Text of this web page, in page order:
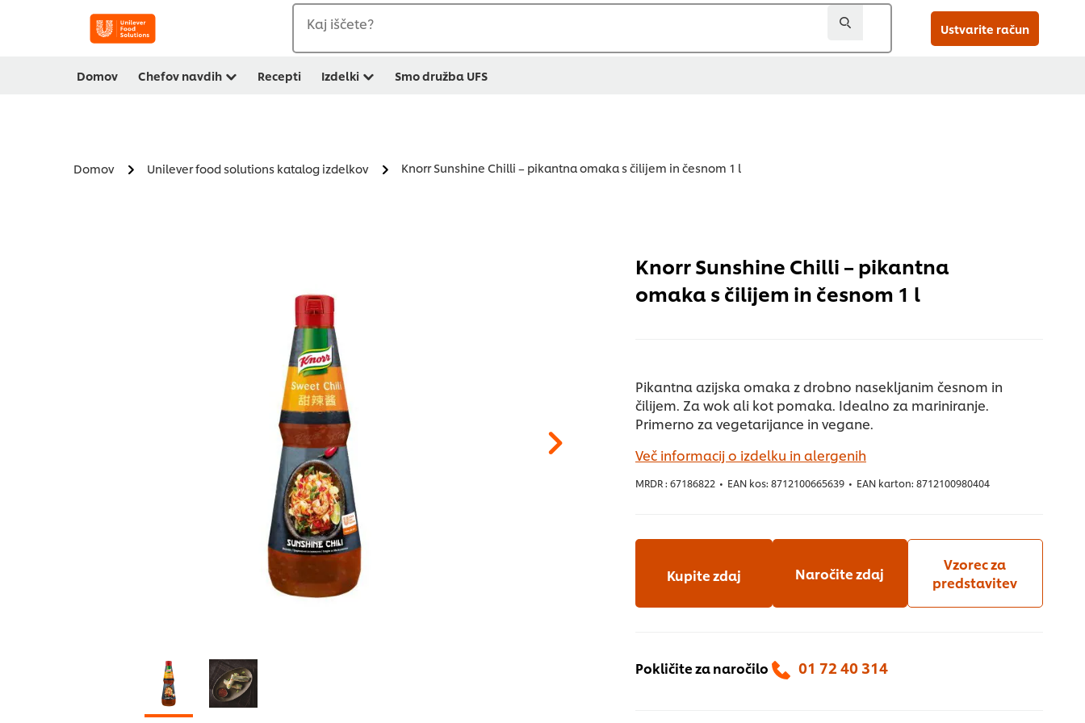
Kaj iščete? Ustvarite račun
Domov Chefov navdih Recepti Izdelki Smo družba UFS
Domov Unilever food solutions katalog izdelkov Knorr Sunshine Chilli – pikantna omaka s čilijem in česnom 1 l
Knorr Sunshine Chilli – pikantna
omaka s čilijem in česnom 1 l
Pikantna azijska omaka z drobno nasekljanim česnom in
čilijem. Za wok ali kot pomaka. Idealno za mariniranje.
Primerno za vegetarijance in vegane.
Več informacij o izdelku in alergenih
MRDR : 67186822 • EAN kos: 8712100665639 • EAN karton: 8712100980404
Kupite zdaj Naročite zdaj
Vzorec za
predstavitev
Pokličite za naročilo 01 72 40 314